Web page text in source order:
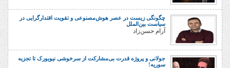
چگونگی زیست در عصر هوش‌مصنوعی و تقویت اقتدارگرایی در
سیاست بین‌الملل
آرام حسن‌زاد
جولانی و پروژه قدرت بی‌مشارکت از سرخوشی نیویورک تا تجزیه
سوریه!